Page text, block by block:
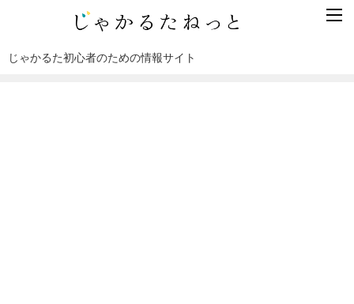
じゃかるた初心者のための情報サイト